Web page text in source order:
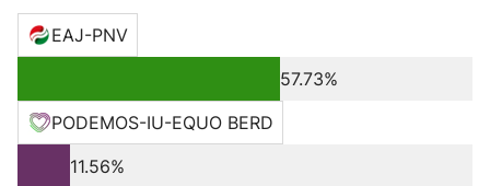
EAJ-PNV
57.73%
PODEMOS-IU-EQUO BERD
11.56%